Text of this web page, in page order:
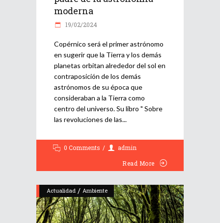
moderna
19/02/2024
Copérnico será el primer astrónomo
en sugerir que la Tierra y los demás
planetas orbitan alrededor del sol en
contraposición de los demás
astrónomos de su época que
consideraban a la Tierra como
centro del universo. Su libro " Sobre
las revoluciones de las
0 Comments
admin
Read More
Actualidad / Ambiente